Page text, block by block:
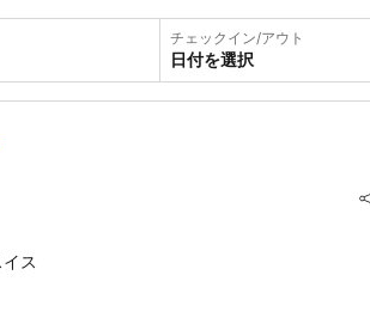
チェックイン/アウト
日付を選択
ス